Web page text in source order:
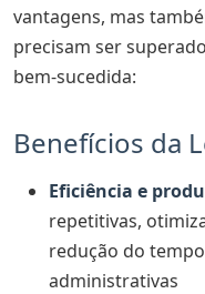
vantagens, mas
precisam ser
bem-sucedida:
Benefícios da
Eficiência e
repetitivas,
redução do
administrativas